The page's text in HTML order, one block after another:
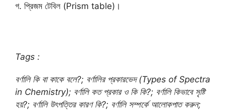
গ. প্রিজম টেবিল (Prism table)।
Tags :
বর্ণালি কি বা কাকে বলে?; বর্ণালির প্রকারভেদ (Types of Spectra
in Chemistry); বর্ণালি কত প্রকার ও কি কি?; বর্ণালি কিভাবে সৃষ্টি
হয়?; বর্ণালি উৎপত্তির কারণ কি?; বর্ণালি সম্পর্কে আলোকপাত করুন;